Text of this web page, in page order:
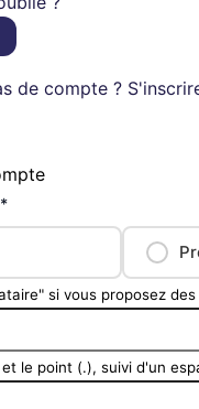
de compte ?
si vous proposez
le point (.), suivi d'un